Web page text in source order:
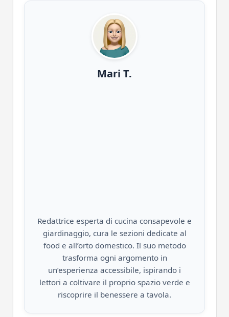
Mari T.
Redattrice esperta di cucina consapevole e
giardinaggio, cura le sezioni dedicate al
food e all’orto domestico. Il suo metodo
trasforma ogni argomento in
un’esperienza accessibile, ispirando i
lettori a coltivare il proprio spazio verde e
riscoprire il benessere a tavola.